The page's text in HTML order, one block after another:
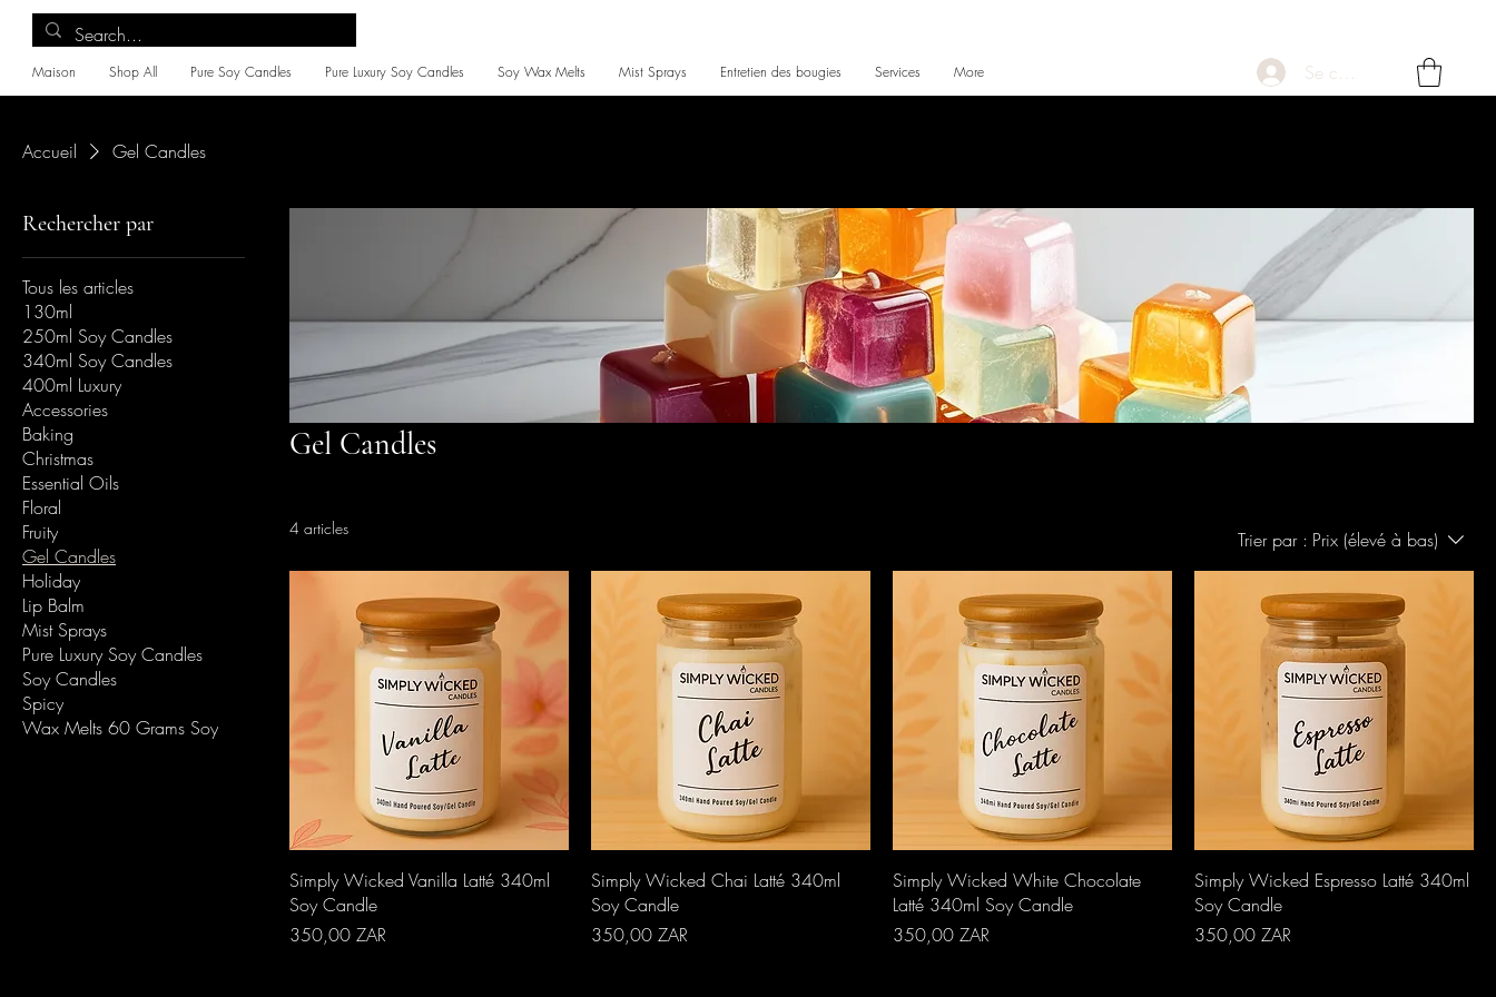
Maison Shop All Pure Soy Candles Pure Luxury Soy Candles Soy Wax Melts Mist Sprays Entretien des bougies Services More Se connecter
Accueil Gel Candles
Rechercher par
Tous les articles
130ml
250ml Soy Candles
340ml Soy Candles
400ml Luxury
Accessories
Baking
Christmas
Essential Oils
Floral
Fruity
Gel Candles
Holiday
Lip Balm
Mist Sprays
Pure Luxury Soy Candles
Soy Candles
Spicy
Wax Melts 60 Grams Soy
Gel Candles
4 articles Trier par : Prix (élevé à bas)
Aperçu rapide
Simply Wicked Vanilla Latté 340ml
Soy Candle
Prix
350,00 ZAR
Aperçu rapide
Simply Wicked Chai Latté 340ml
Soy Candle
Prix
350,00 ZAR
Aperçu rapide
Simply Wicked White Chocolate
Latté 340ml Soy Candle
Prix
350,00 ZAR
Aperçu rapide
Simply Wicked Espresso Latté 340ml
Soy Candle
Prix
350,00 ZAR